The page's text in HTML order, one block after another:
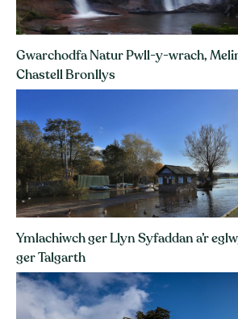
Gwarchodfa Natur Pwll-y-wrach,
Chastell Bronllys
Ymlachiwch ger Llyn Syfaddan a’r
ger Talgarth